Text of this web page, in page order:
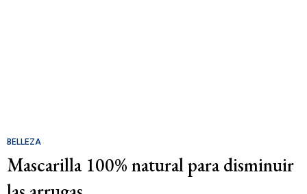
BELLEZA
Mascarilla 100% natural para disminuir